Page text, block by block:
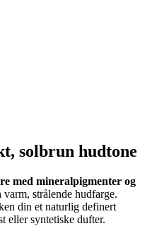
solbrun hudtone
med mineralpigmenter og
varm, strålende hudfarge.
din et naturlig definert
eller syntetiske dufter.